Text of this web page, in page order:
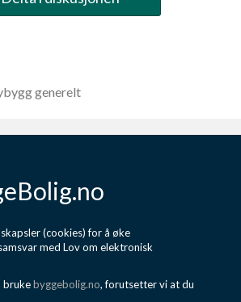
generelt
(cookies) for å øke
med Lov om elektronisk
brukebyggebolig.no, forutsetter vi at du